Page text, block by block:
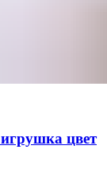
цвет